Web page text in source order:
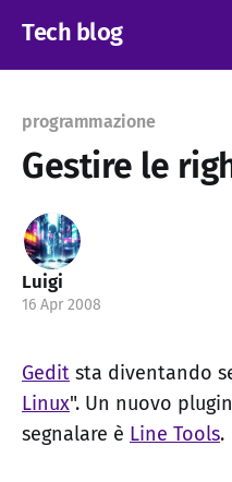
Tech blog
programmazione
Gestire le
Luigi
16 Apr 2008
Gedit sta diventando
Linux". Un nuovo
segnalare è Line Tools.